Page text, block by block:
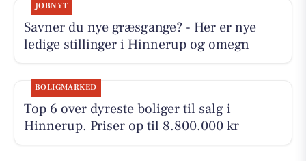
JOBNYT
Savner du nye græsgange? - Her er nye
ledige stillinger i Hinnerup og omegn
BOLIGMARKED
Top 6 over dyreste boliger til salg i
Hinnerup. Priser op til 8.800.000 kr